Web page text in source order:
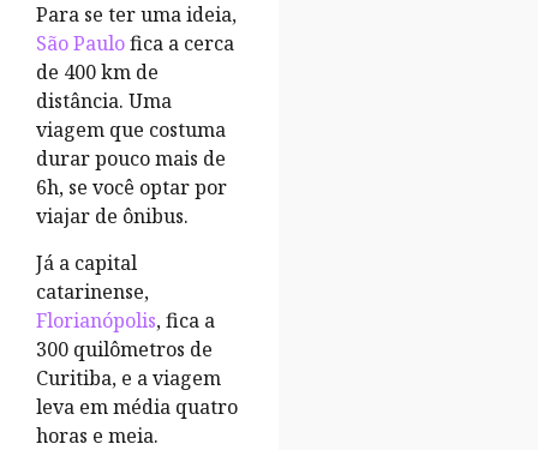
Para se ter uma ideia,
São Paulofica a cerca
de 400 km de
distância. Uma
viagem que costuma
durar pouco mais de
6h, se você optar por
viajar de ônibus.
Já a capital
catarinense,
Florianópolis, fica a
300 quilômetros de
Curitiba, e a viagem
leva em média quatro
horas e meia.